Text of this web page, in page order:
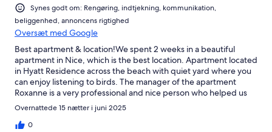
Synes godt om: Rengøring, indtjekning, kommunikation,
beliggenhed, annoncens rigtighed
Oversæt med Google
Best apartment & location!We spent 2 weeks in a beautiful
apartment in Nice, which is the best location. Apartment located
in Hyatt Residence across the beach with quiet yard where you
can enjoy listening to birds. The manager of the apartment
Roxanne is a very professional and nice person who helped us
with everything and provided a lot of recommendations. We
highly suggest staying in this modern, clean, and quiet place
with great central location close to all restaurants, promenade,
Overnattede 15 nætter i juni 2025
0